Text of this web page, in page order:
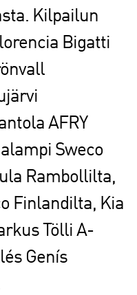
Kilpailun
Bigatti
AFRY
Sweco
Rambollilta,
Finlandilta, Kia
Tölli A-
Genís